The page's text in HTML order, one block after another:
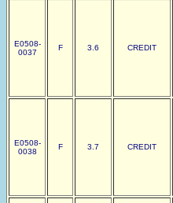
E0508-
0037
F 3.6 CREDIT
E0508-
0038
F 3.7 CREDIT